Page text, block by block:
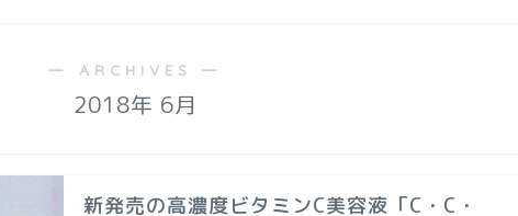
― ARCHIVES ―
2018年 6月
新発売の高濃度ビタミンC美容液「C・C・